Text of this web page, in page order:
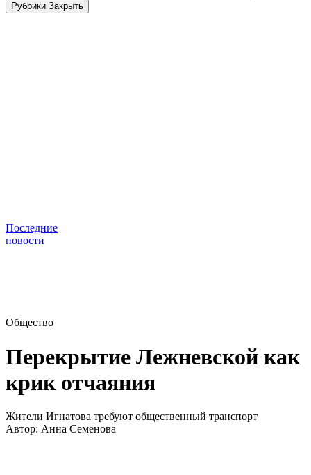
Рубрики Закрыть
Последние
новости
Общество
Перекрытие Лежневской как
крик отчаяния
Жители Игнатова требуют общественный транспорт
Автор: Анна Семенова